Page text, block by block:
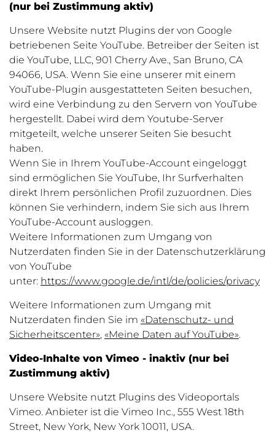
(nur bei Zustimmung aktiv)
Unsere Website nutzt Plugins der von Google
betriebenen Seite YouTube. Betreiber der Seiten ist
die YouTube, LLC, 901 Cherry Ave., San Bruno, CA
94066, USA. Wenn Sie eine unserer mit einem
YouTube-Plugin ausgestatteten Seiten besuchen,
wird eine Verbindung zu den Servern von YouTube
hergestellt. Dabei wird dem Youtube-Server
mitgeteilt, welche unserer Seiten Sie besucht
haben.
Wenn Sie in Ihrem YouTube-Account eingeloggt
sind ermöglichen Sie YouTube, Ihr Surfverhalten
direkt Ihrem persönlichen Profil zuzuordnen. Dies
können Sie verhindern, indem Sie sich aus Ihrem
YouTube-Account ausloggen.
Weitere Informationen zum Umgang von
Nutzerdaten finden Sie in der Datenschutzerklärung
von YouTube
unter: https://www.google.de/intl/de/policies/privacy
Weitere Informationen zum Umgang mit
Nutzerdaten finden Sie im «Datenschutz- und
Sicherheitscenter», «Meine Daten auf YouTube».
Video-Inhalte von Vimeo - inaktiv (nur bei
Zustimmung aktiv)
Unsere Website nutzt Plugins des Videoportals
Vimeo. Anbieter ist die Vimeo Inc., 555 West 18th
Street, New York, New York 10011, USA.